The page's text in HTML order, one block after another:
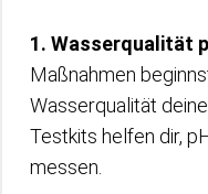
1. Wasserqualität
Maßnahmen
Wasserqualität
Testkits helfen dir,
messen.